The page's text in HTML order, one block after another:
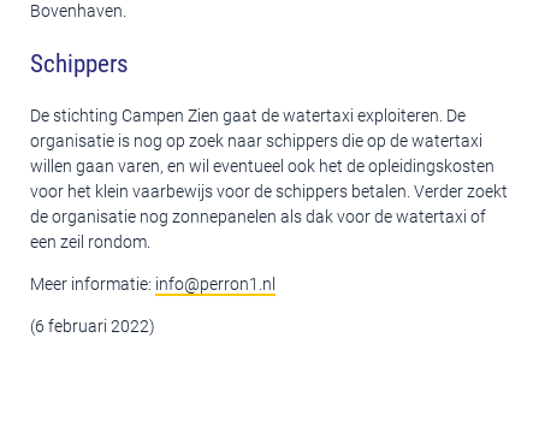
Bovenhaven.
Schippers
De stichting Campen Zien gaat de watertaxi exploiteren. De
organisatie is nog op zoek naar schippers die op de watertaxi
willen gaan varen, en wil eventueel ook het de opleidingskosten
voor het klein vaarbewijs voor de schippers betalen. Verder zoekt
de organisatie nog zonnepanelen als dak voor de watertaxi of
een zeil rondom.
Meer informatie: info@perron1.nl
(6 februari 2022)